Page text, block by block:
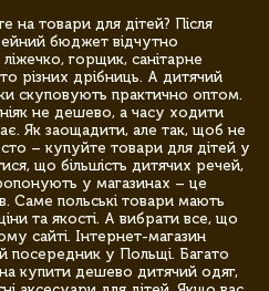
на товари для дітей? Після
бюджет відчутно
горщик, санітарне
різних дрібниць. А дитячий
скуповують практично оптом.
не дешево, а часу ходити
Як заощадити, але так, щоб не
– купуйте товари для дітей у
що більшість дитячих речей,
у магазинах – це
Саме польські товари мають
та якості. А вибрати все, що
сайті. Інтернет-магазин
посередник у Польщі. Багато
купити дешево дитячий одяг,